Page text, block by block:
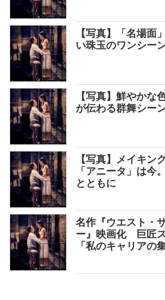
【写真】「名場面
い珠玉のワンシー
【写真】鮮やか
が伝わる群舞シー
【写真】メイキン
「アニータ」は今
とともに
名作『ウエスト・
ー』映画化 巨匠
「私のキャリアの